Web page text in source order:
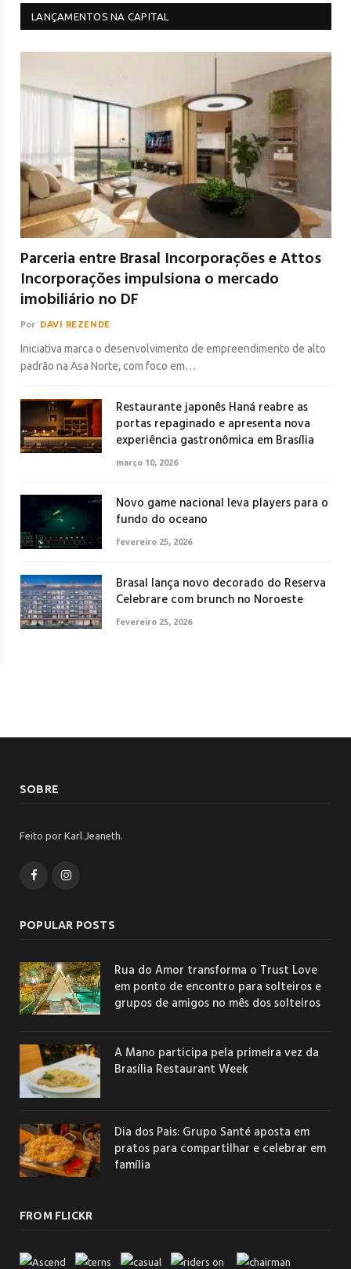
LANÇAMENTOS NA CAPITAL
Parceria entre Brasal Incorporações e Attos
Incorporações impulsiona o mercado
imobiliário no DF
Por DAVI REZENDE
Iniciativa marca o desenvolvimento de empreendimento de alto
padrão na Asa Norte, com foco em…
Restaurante japonês Haná reabre as
portas repaginado e apresenta nova
experiência gastronômica em Brasília
março 10, 2026
Novo game nacional leva players para o
fundo do oceano
fevereiro 25, 2026
Brasal lança novo decorado do Reserva
Celebrare com brunch no Noroeste
fevereiro 25, 2026
SOBRE
Feito por Karl Jeaneth.
FacebookInstagram
POPULAR POSTS
Rua do Amor transforma o Trust Love
em ponto de encontro para solteiros e
grupos de amigos no mês dos solteiros
A Mano participa pela primeira vez da
Brasília Restaurant Week
Dia dos Pais: Grupo Santé aposta em
pratos para compartilhar e celebrar em
família
FROM FLICKR